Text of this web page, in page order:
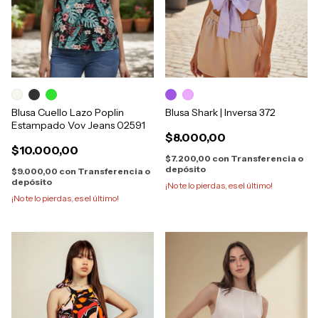
Blusa Cuello Lazo Poplin
Estampado Vov Jeans 02591
$10.000,00
$9.000,00 con Transferencia o
depósito
¡No te lo pierdas, es el último!
Blusa Shark | Inversa 372
$8.000,00
$7.200,00 con Transferencia o
depósito
¡No te lo pierdas, es el último!